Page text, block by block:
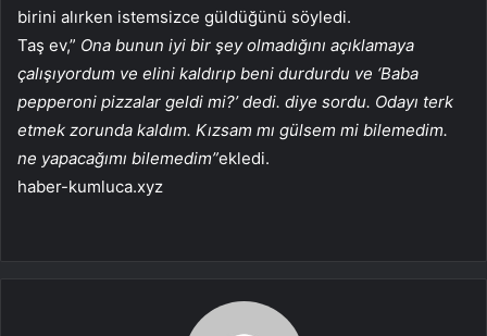
birini alırken istemsizce güldüğünü söyledi.
Taş ev,” Ona bunun iyi bir şey olmadığını açıklamaya
çalışıyordum ve elini kaldırıp beni durdurdu ve ‘Baba
pepperoni pizzalar geldi mi?’ dedi. diye sordu. Odayı terk
etmek zorunda kaldım. Kızsam mı gülsem mi bilemedim.
ne yapacağımı bilemedim”ekledi.
haber-kumluca.xyz